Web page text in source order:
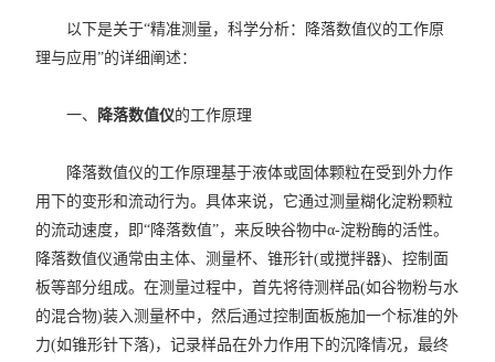
以下是关于“精准测量，科学分析：降落数值仪的工作原
理与应用”的详细阐述：
一、 降落数值仪的工作原理
降落数值仪的工作原理基于液体或固体颗粒在受到外力作
用下的变形和流动行为。具体来说，它通过测量糊化淀粉颗粒
的流动速度，即“降落数值”，来反映谷物中α-淀粉酶的活性。
降落数值仪通常由主体、测量杯、锥形针(或搅拌器)、控制面
板等部分组成。在测量过程中，首先将待测样品(如谷物粉与水
的混合物)装入测量杯中，然后通过控制面板施加一个标准的外
力(如锥形针下落)，记录样品在外力作用下的沉降情况，最终